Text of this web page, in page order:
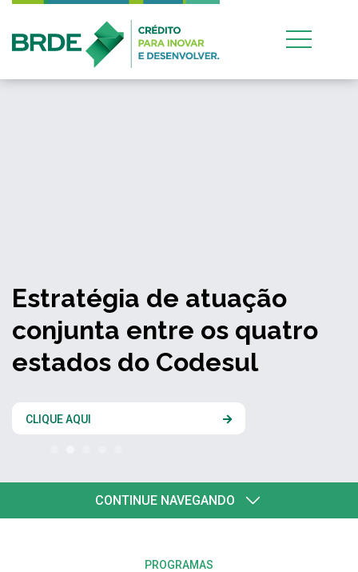
Estratégia de atuação
conjunta entre os quatro
estados do Codesul
CLIQUE AQUI
CONTINUE NAVEGANDO
PROGRAMAS